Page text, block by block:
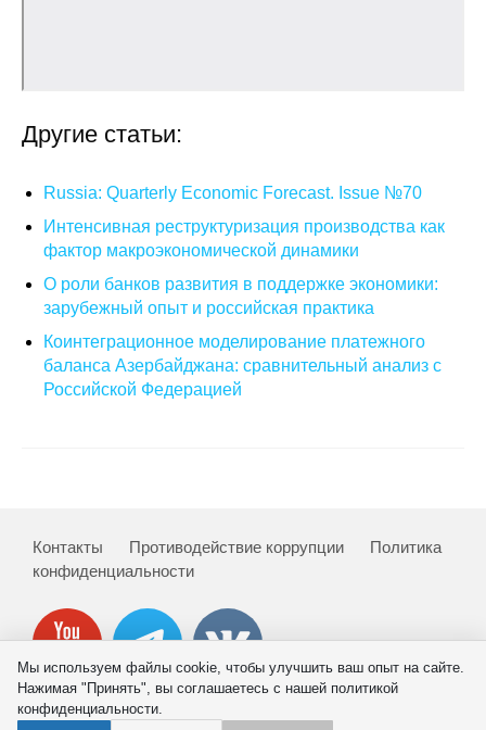
Inforum
Ученый совет
Материалы
О совете
Регулярные прогнозы
Квартальный прогноз
Российская Система Климатического
Центр «Климатическая политика и
экономика России»
Образование и карьера
Другие статьи:
Russia: Quarterly Economic Forecast. Issue №70
Интенсивная реструктуризация производства как
фактор макроэкономической динамики
О роли банков развития в поддержке экономики:
зарубежный опыт и российская практика
Коинтеграционное моделирование платежного
баланса Азербайджана: сравнительный анализ с
Российской Федерацией
Контакты Противодействие коррупции
Политика
конфиденциальности
Мы используем файлы cookie, чтобы улучшить ваш опыт на сайте.
Нажимая "Принять", вы соглашаетесь с нашей политикой
конфиденциальности.